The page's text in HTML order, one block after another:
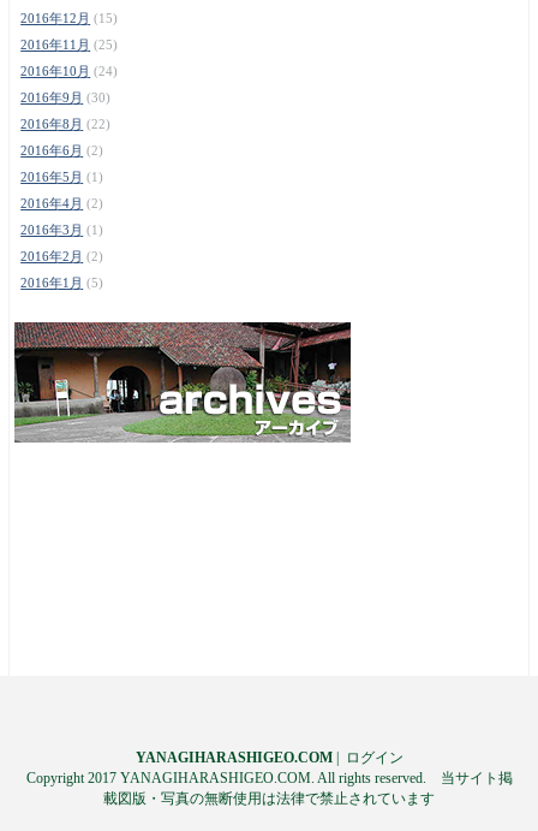
2016年12月 (15)
2016年11月 (25)
2016年10月 (24)
2016年9月 (30)
2016年8月 (22)
2016年6月 (2)
2016年5月 (1)
2016年4月 (2)
2016年3月 (1)
2016年2月 (2)
2016年1月 (5)
YANAGIHARASHIGEO.COM|
ログイン
Copyright 2017 YANAGIHARASHIGEO.COM. All rights reserved. 当サイト掲
載図版・写真の無断使用は法律で禁止されています